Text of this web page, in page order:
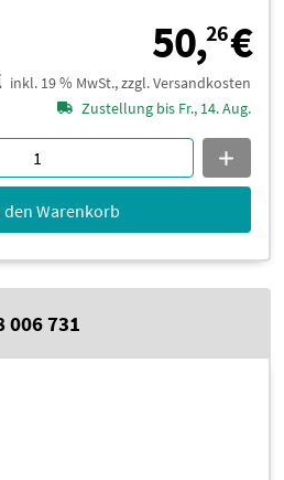
50,26€
inkl. 19 % MwSt., zzgl. Versandkosten
Zustellung bis Fr., 14. Aug.
den Warenkorb
006 731